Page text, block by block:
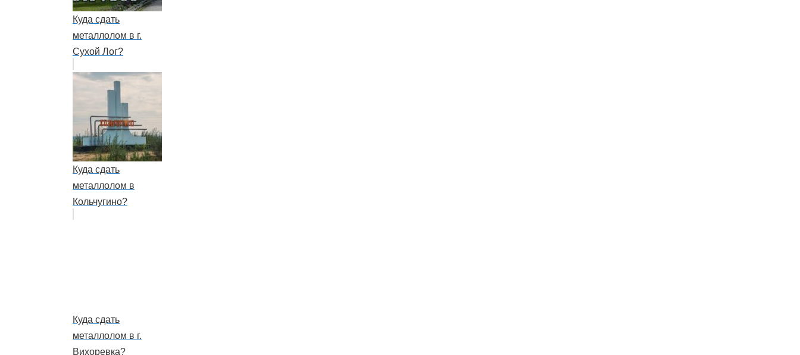
Куда сдать
металлолом в г.
Сухой Лог?
Куда сдать
металлолом в
Кольчугино?
Куда сдать
металлолом в г.
Вихоревка?